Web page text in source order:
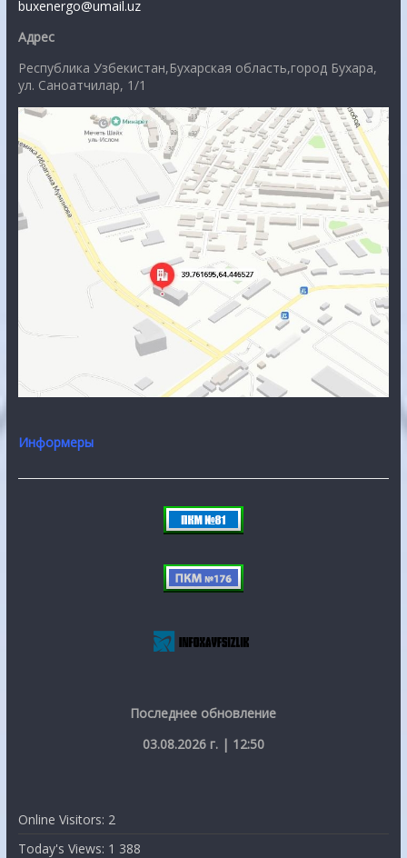
buxenergo@umail.uz
Адрес
Республика Узбекистан,Бухарская область,город Бухара,
ул. Саноатчилар, 1/1
Информеры
Последнее обновление
03.08.2026 г. | 12:50
Online Visitors: 2
Today's Views: 1 388